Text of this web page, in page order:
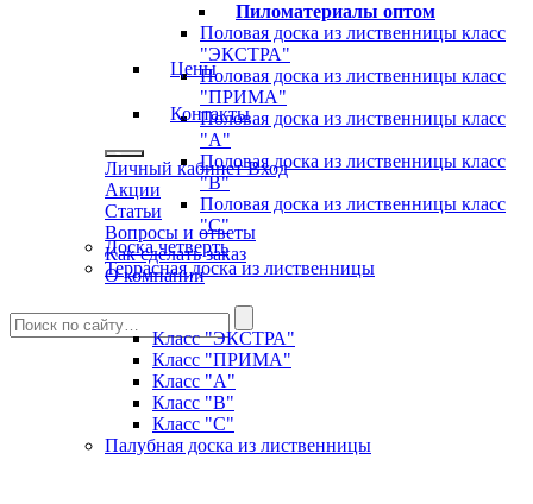
Пиломатериалы оптом
Цены
Контакты
Личный кабинет Вход
Акции
Статьи
Вопросы и ответы
Как сделать заказ
О компании
Половая доска из лиственницы класс
"ЭКСТРА"
Половая доска из лиственницы класс
"ПРИМА"
Половая доска из лиственницы класс
"А"
Половая доска из лиственницы класс
"B"
Половая доска из лиственницы класс
"C"
Доска четверть
Террасная доска из лиственницы
Класс "ЭКСТРА"
Класс "ПРИМА"
Класс "А"
Класс "B"
Класс "C"
Палубная доска из лиственницы